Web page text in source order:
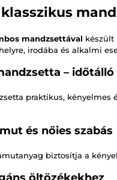
mandzsettával készült
irodába és alkalmi
–
praktikus, kényelmes
és nőies szabás
biztosítja a